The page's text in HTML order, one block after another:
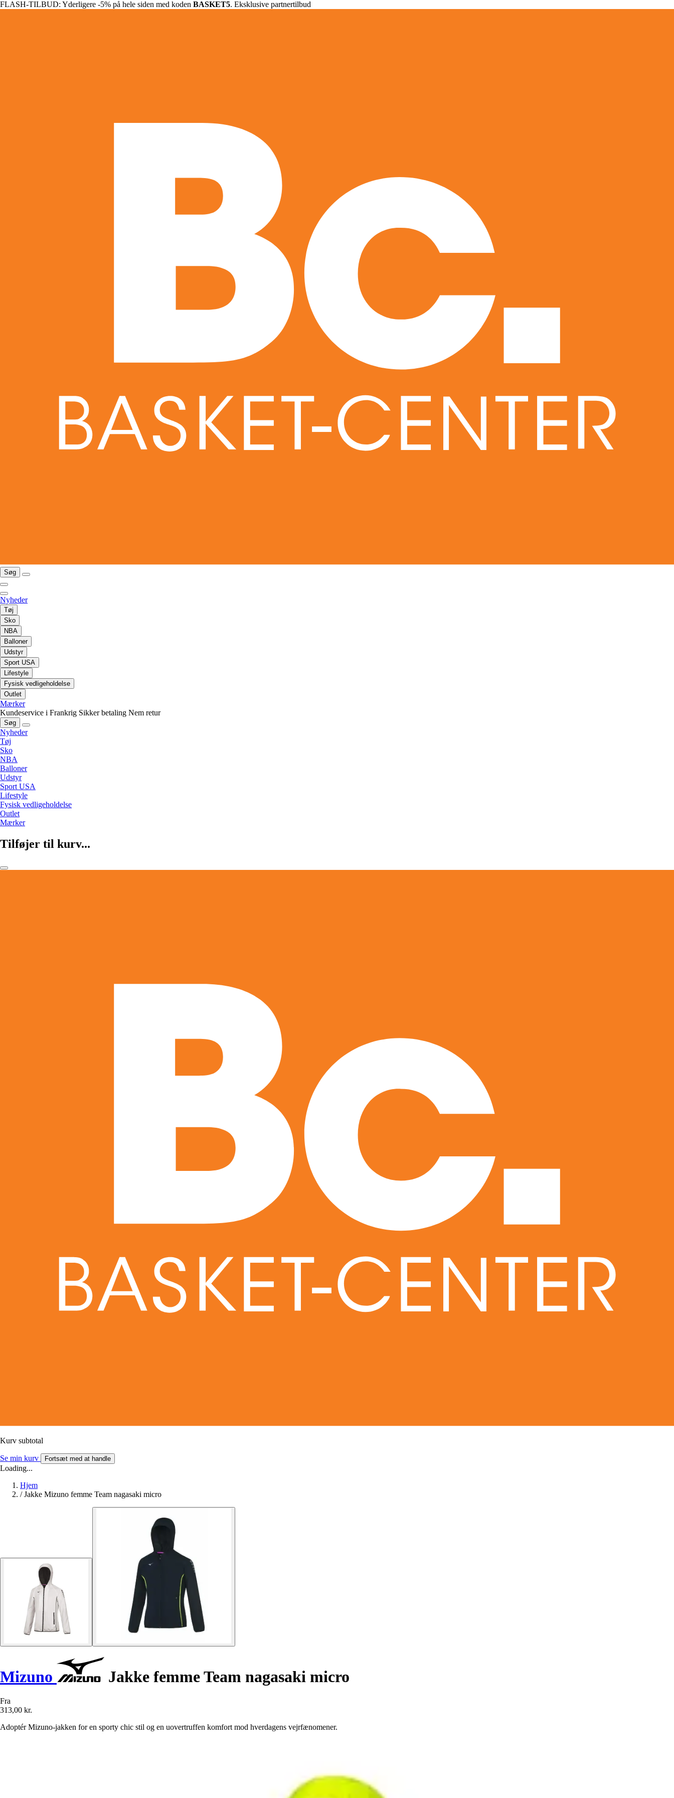
FLASH-TILBUD: Yderligere -5% på hele siden med koden BASKET5. Eksklusive partnertilbud
Søg
Nyheder
Tøj
Sko
NBA
Balloner
Udstyr
Sport USA
Lifestyle
Fysisk vedligeholdelse
Outlet
Mærker
Kundeservice i Frankrig Sikker betaling Nem retur
Søg
Nyheder
Tøj
Sko
NBA
Balloner
Udstyr
Sport USA
Lifestyle
Fysisk vedligeholdelse
Outlet
Mærker
Tilføjer til kurv...
Kurv subtotal
Se min kurv Fortsæt med at handle
Loading...
Hjem
/ Jakke Mizuno femme Team nagasaki micro
Mizuno Jakke femme Team nagasaki micro
Fra
313,00 kr.
Adoptér Mizuno-jakken for en sporty chic stil og en uovertruffen komfort mod hverdagens vejrfænomener.